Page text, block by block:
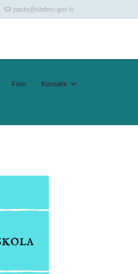
pasts@sbdmv.gov.lv
Foto Kontakti